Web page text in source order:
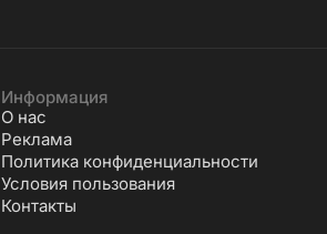
Информация
О нас
Реклама
Политика конфиденциальности
Условия пользования
Контакты